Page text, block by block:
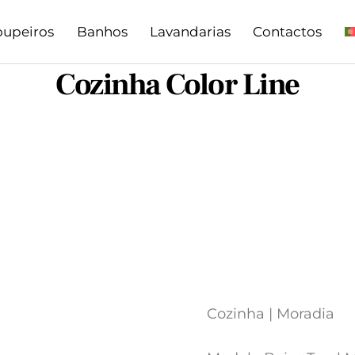
Banhos Lavandarias Contactos
Cozinha Color Line
Cozinha | Moradia